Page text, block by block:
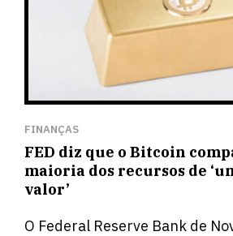
FINANÇAS
FED diz que o Bitcoin
maioria dos recursos de
valor’
O Federal Reserve Bank de